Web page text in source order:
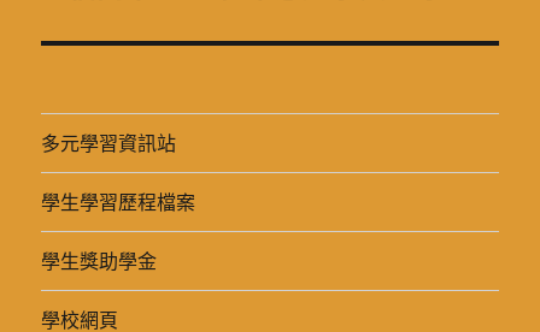
篇
章:
多元學習資訊站
學生學習歷程檔案
學生獎助學金
學校網頁